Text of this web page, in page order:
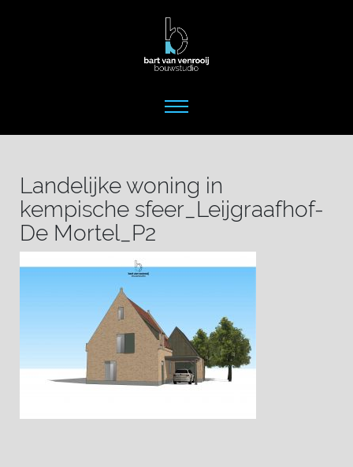
Landelijke woning in
kempische sfeer_Leijgraafhof-
De Mortel_P2